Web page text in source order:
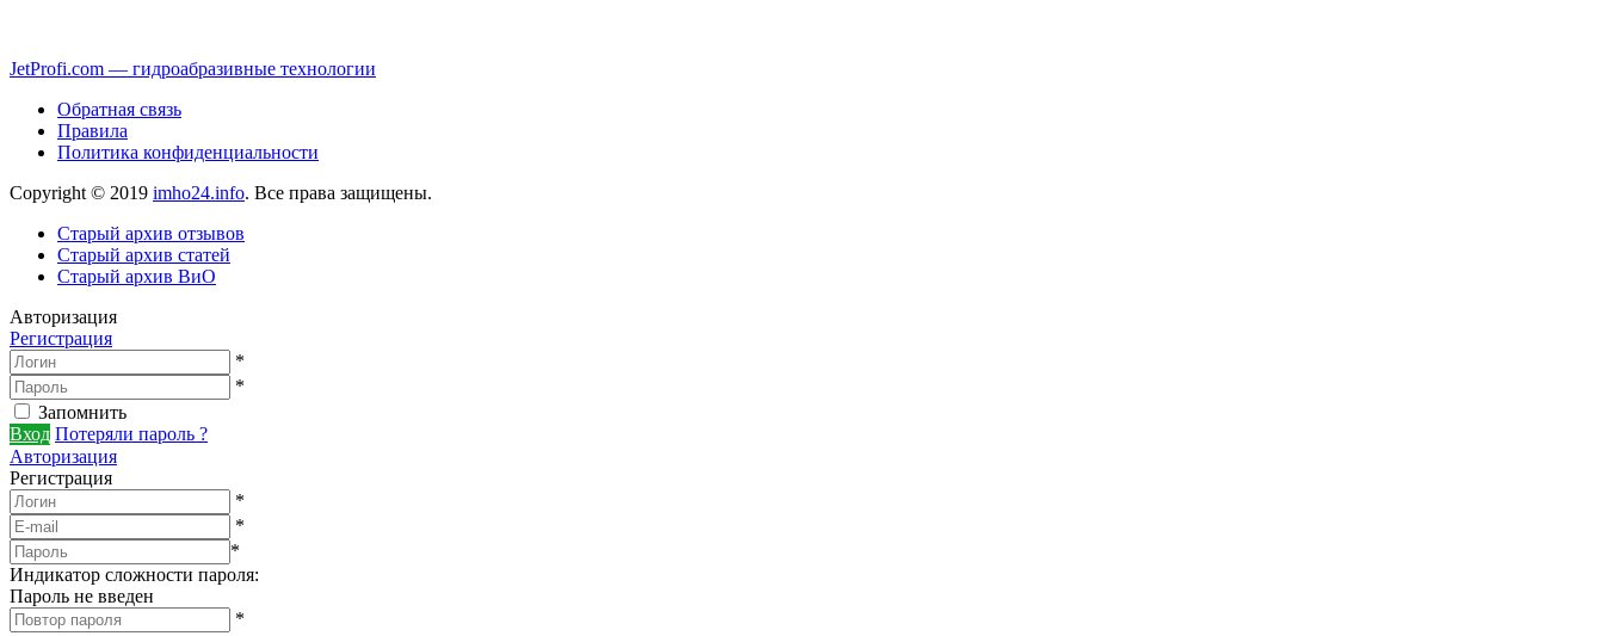
JetProfi.com — гидроабразивные технологии
Обратная связь
Правила
Политика конфиденциальности
Copyright © 2019 imho24.info. Все права защищены.
Старый архив отзывов
Старый архив статей
Старый архив ВиО
Авторизация
Регистрация
*
*
Запомнить
Вход Потеряли пароль ?
Авторизация
Регистрация
*
*
*
Индикатор сложности пароля:
Пароль не введен
*